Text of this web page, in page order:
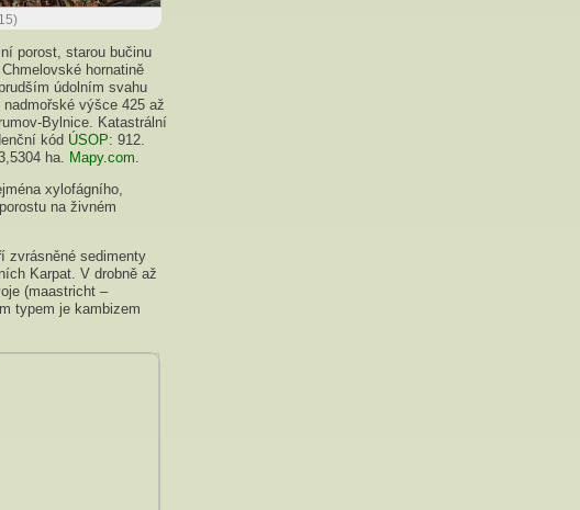
porost, starou bučinu
hornatině
údolním svahu
výšce 425 až
Bylnice. Katastrální
kód ÚSOP: 912.
ha. Mapy.com.
xylofágního,
na živném
zvrásněné sedimenty
Karpat. V drobně až
(maastricht –
typem je kambizem